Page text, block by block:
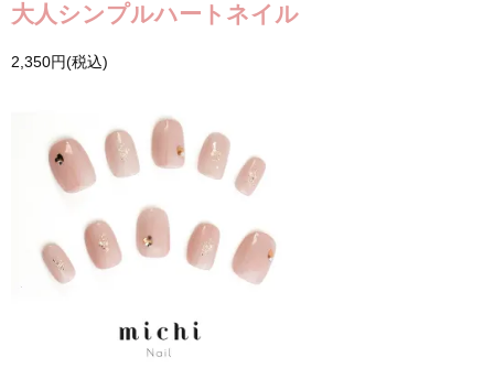
大人シンプルハートネイル
2,350円(税込)